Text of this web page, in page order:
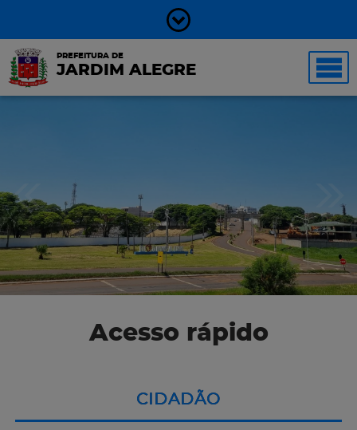
PREFEITURA DE
JARDIM ALEGRE
Acesso rápido
CIDADÃO